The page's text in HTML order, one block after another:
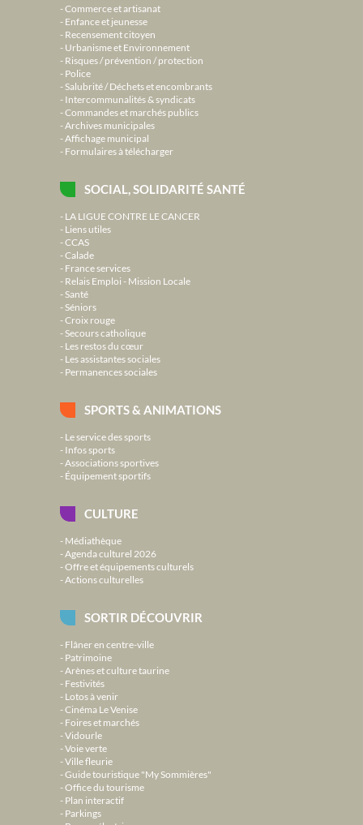
Commerce et artisanat
Enfance et jeunesse
Recensement citoyen
Urbanisme et Environnement
Risques / prévention / protection
Police
Salubrité / Déchets et encombrants
Intercommunalités & syndicats
Commandes et marchés publics
Archives municipales
Affichage municipal
Formulaires à télécharger
SOCIAL, SOLIDARITÉ SANTÉ
LA LIGUE CONTRE LE CANCER
Liens utiles
CCAS
Calade
France services
Relais Emploi - Mission Locale
Santé
Séniors
Croix rouge
Secours catholique
Les restos du cœur
Les assistantes sociales
Permanences sociales
SPORTS & ANIMATIONS
Le service des sports
Infos sports
Associations sportives
Équipement sportifs
CULTURE
Médiathèque
Agenda culturel 2026
Offre et équipements culturels
Actions culturelles
SORTIR DÉCOUVRIR
Flâner en centre-ville
Patrimoine
Arènes et culture taurine
Festivités
Lotos à venir
Cinéma Le Venise
Foires et marchés
Vidourle
Voie verte
Ville fleurie
Guide touristique "My Sommières"
Office du tourisme
Plan interactif
Parkings